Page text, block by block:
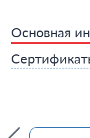
Основная